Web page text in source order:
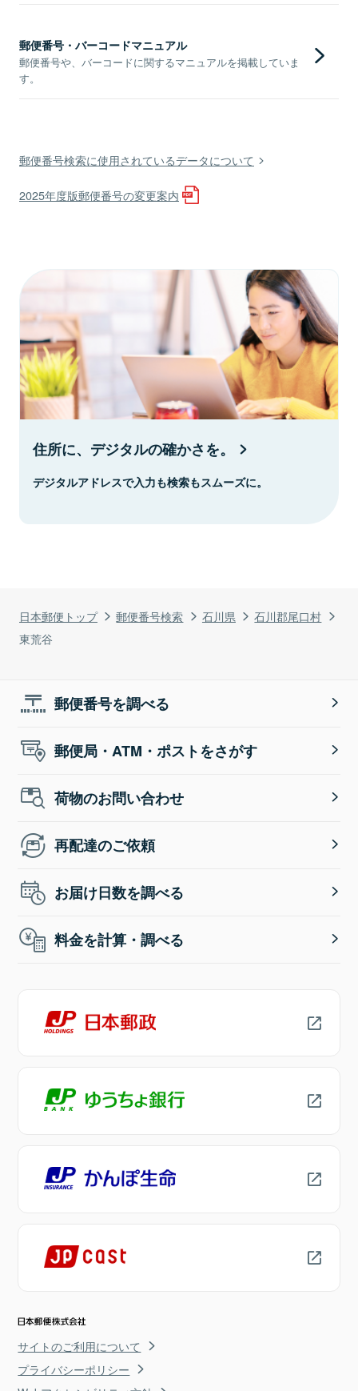
日本郵便トップ 郵便番号検索 石川県
石川郡尾口村
東荒谷
郵便番号・バーコードマニュアル
郵便番号や、バーコードに関するマニュアルを掲載していま
す。
郵便番号検索に使用されているデータについて
2025年度版郵便番号の変更案内
住所に、デジタルの確かさを。
デジタルアドレスで入力も検索もスムーズに。
郵便番号を調べる
郵便局・ATM・ポストをさがす
荷物のお問い合わせ
再配達のご依頼
お届け日数を調べる
料金を計算・調べる
サイトのご利用について
プライバシーポリシー